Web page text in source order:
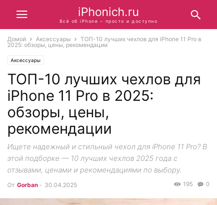
iPhonich.ru
Всё об iPhone – просто и доступно
Домой Аксессуары
ТОП-10 лучших чехлов для iPhone 11 Pro в
2025: обзоры, цены, рекомендации
Аксессуары
ТОП-10 лучших чехлов для
iPhone 11 Pro в 2025:
обзоры, цены,
рекомендации
Ищете надежный и стильный чехол для iPhone 11 Pro? В
этой подборке — 10 лучших чехлов 2025 года с
отзывами, ценами и рекомендациями по выбору.
От Gorban - 30.04.2025 0
195